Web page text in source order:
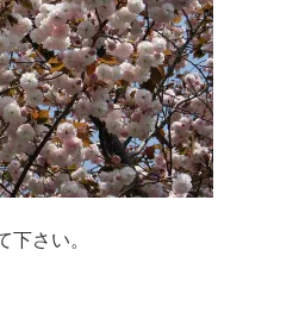
下さい。